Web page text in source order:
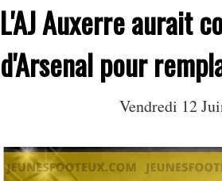
L'AJ Auxerre aurait
d'Arsenal pour
Vendredi 12